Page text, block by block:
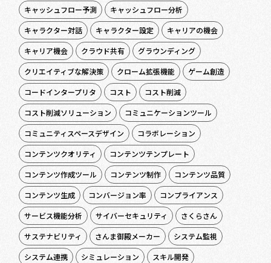
キャッシュフロー予測
キャッシュフロー分析
キャラクター対話
キャラクター設定
キャリアの機会
キャリア機会
クラウド共有
グラウンディング
クリエイティブな解決策
クローム拡張機能
ゲーム創造
コードインタープリタ
コスト
コスト削減
コスト削減ソリューション
コミュニケーションツール
コミュニティスペースデザイン
コラボレーション
コンテンツクオリティ
コンテンツテンプレート
コンテンツ作成ツール
コンテンツ制作
コンテンツ品質
コンテンツ生成
コンバージョン率
コンプライアンス
サービス機能分析
サイバーセキュリティ
さくらさん
サステナビリティ
さんま御殿メーカー
システム監視
システム連携
シミュレーション スキル開発